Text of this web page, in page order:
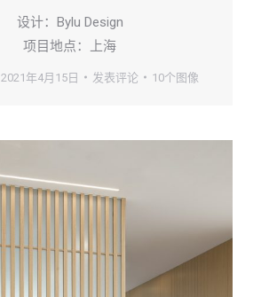
设计：Bylu Design
项目地点：上海
2021年4月15日 发表评论 10个图像